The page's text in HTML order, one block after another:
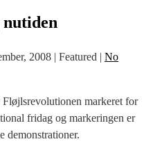
2008 | Featured | No
Fløjlsrevolutionen markeret for
fridag og markeringen er
demonstrationer.